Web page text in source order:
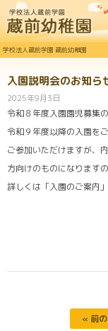
学校法人蔵前学園 蔵前幼稚園
入園説明会のお知ら
2025年9月3日
令和８年度入園園児募集
令和９年度以降の入園を
ご参加いただけますが、
方向けのものになります
詳しくは「入園のご案内
« 前